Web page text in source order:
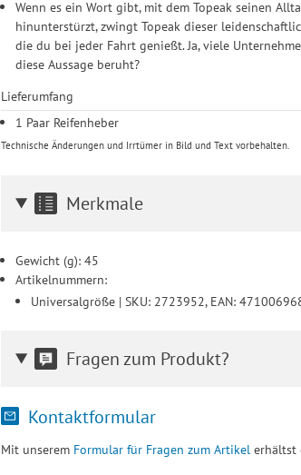
Wenn es ein Wort gibt, mit dem Topeak seinen
hinunterstürzt, zwingt Topeak dieser
die du bei jeder Fahrt genießt. Ja, viele
diese Aussage beruht?
Lieferumfang
1 Paar Reifenheber
Technische Änderungen und Irrtümer in Bild und Text vorbehalten.
Merkmale
Gewicht (g): 45
Artikelnummern:
Universalgröße | SKU: 2723952, EAN:
Fragen zum Produkt?
Kontaktformular
Mit unserem Formular für Fragen zum Artikelerhältst